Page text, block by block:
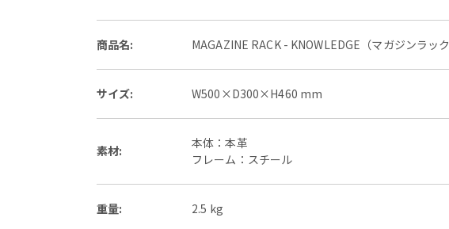
商品名: MAGAZINE RACK - KNOWLEDGE（マガジンラック
サイズ: W500×D300×H460 mm
素材:
本体：本革
フレーム：スチール
重量: 2.5 kg